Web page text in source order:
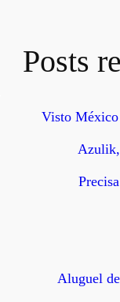
Posts
Visto
Azulik,
Aluguel